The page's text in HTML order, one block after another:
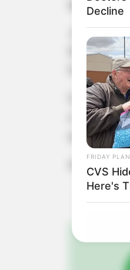
Já no dia
Durante
fogo e
Com
o que foi
As
Decline
FRIDAY
CVS
Here's